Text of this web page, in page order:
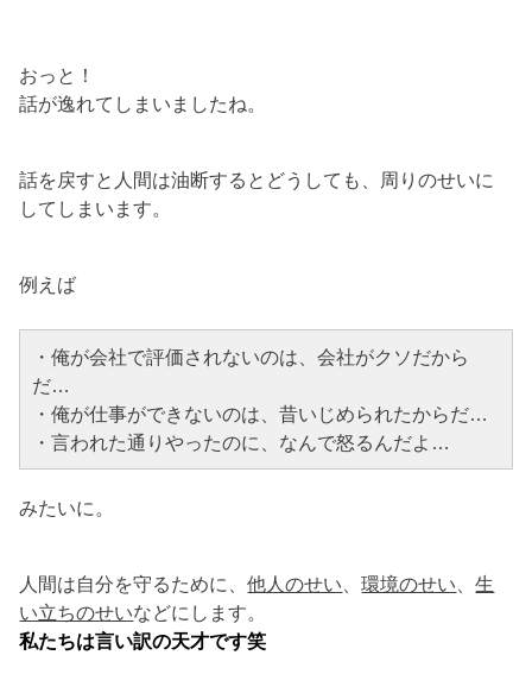
おっと！
話が逸れてしまいましたね。
話を戻すと人間は油断するとどうしても、周りのせいに
してしまいます。
例えば
・俺が会社で評価されないのは、会社がクソだから
だ…
・俺が仕事ができないのは、昔いじめられたからだ…
・言われた通りやったのに、なんで怒るんだよ…
みたいに。
人間は自分を守るために、他人のせい 、環境のせい 、生
い立ちのせいなどにします。
私たちは言い訳の天才です笑